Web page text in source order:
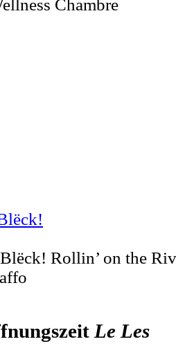
Chambre
Rollin’ on the
Le Les